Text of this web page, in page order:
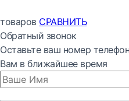
товаров СРАВНИТЬ
Обратный звонок
Оставьте ваш номер
Вам в ближайшее время